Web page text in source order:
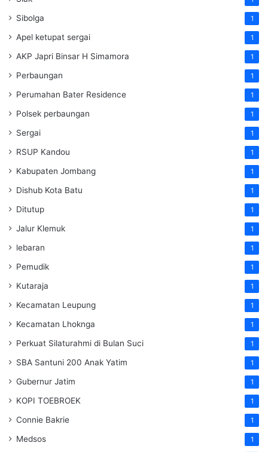
Sibolga 1
Apel ketupat sergai 1
AKP Japri Binsar H Simamora 1
Perbaungan 1
Perumahan Bater Residence 1
Polsek perbaungan 1
Sergai 1
RSUP Kandou 1
Kabupaten Jombang 1
Dishub Kota Batu 1
Ditutup 1
Jalur Klemuk 1
lebaran 1
Pemudik 1
Kutaraja 1
Kecamatan Leupung 1
Kecamatan Lhoknga 1
Perkuat Silaturahmi di Bulan Suci 1
SBA Santuni 200 Anak Yatim 1
Gubernur Jatim 1
KOPI TOEBROEK 1
Connie Bakrie 1
Medsos 1